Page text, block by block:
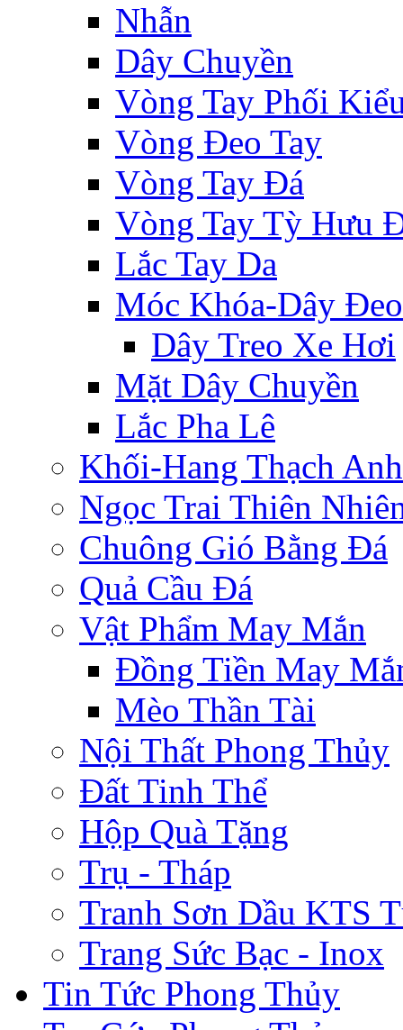
Nhẫn
Dây Chuyền
Vòng Tay Phối
Vòng Đeo Tay
Vòng Tay Đá
Vòng Tay Tỳ Hưu
Lắc Tay Da
Móc Khóa-Dây Đeo
Dây Treo Xe Hơi
Mặt Dây Chuyền
Lắc Pha Lê
Khối-Hang Thạch Anh
Ngọc Trai Thiên
Chuông Gió Bằng Đá
Quả Cầu Đá
Vật Phẩm May Mắn
Đồng Tiền May
Mèo Thần Tài
Nội Thất Phong Thủy
Đất Tinh Thể
Hộp Quà Tặng
Trụ - Tháp
Tranh Sơn Dầu KTS
Trang Sức Bạc - Inox
Tin Tức Phong Thủy